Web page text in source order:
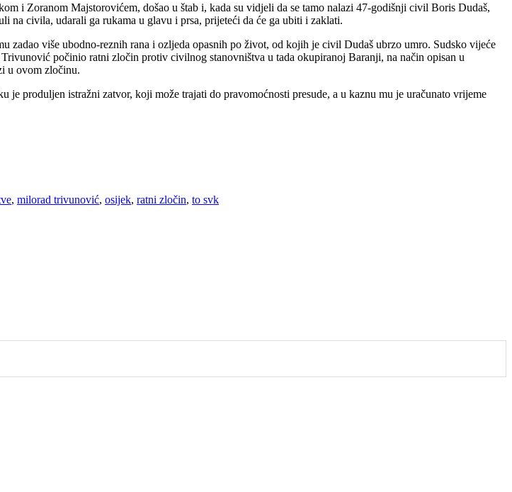
i Zoranom Majstorovićem, došao u štab i, kada su vidjeli da se tamo nalazi 47-godišnji civil Boris Dudaš,
na civila, udarali ga rukama u glavu i prsa, prijeteći da će ga ubiti i zaklati.
više ubodno-reznih rana i ozljeda opasnih po život, od kojih je civil Dudaš ubrzo umro. Sudsko vijeće
počinio ratni zločin protiv civilnog stanovništva u tada okupiranoj Baranji, na način opisan u
u ovom zločinu.
produljen istražni zatvor, koji može trajati do pravomoćnosti presude, a u kaznu mu je uračunato vrijeme
, milorad trivunović, osijek, ratni zločin, to svk